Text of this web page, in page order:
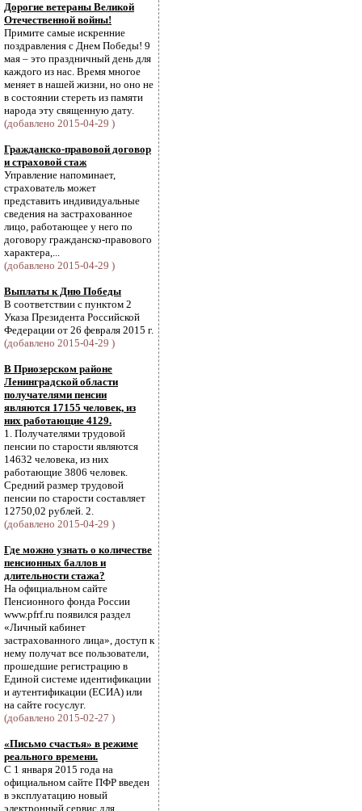
Дорогие ветераны Великой
Отечественной войны!
Примите самые искренние
поздравления с Днем Победы! 9
мая – это праздничный день для
каждого из нас. Время многое
меняет в нашей жизни, но оно не
в состоянии стереть из памяти
народа эту священную дату.
(добавлено 2015-04-29 )
Гражданско-правовой договор
и страховой стаж
Управление напоминает,
страхователь может
представить индивидуальные
сведения на застрахованное
лицо, работающее у него по
договору гражданско-правового
характера,...
(добавлено 2015-04-29 )
Выплаты к Дню Победы
В соответствии с пунктом 2
Указа Президента Российской
Федерации от 26 февраля 2015 г.
(добавлено 2015-04-29 )
В Приозерском районе
Ленинградской области
получателями пенсии
являются 17155 человек, из
них работающие 4129.
1. Получателями трудовой
пенсии по старости являются
14632 человека, из них
работающие 3806 человек.
Средний размер трудовой
пенсии по старости составляет
12750,02 рублей. 2.
(добавлено 2015-04-29 )
Где можно узнать о количестве
пенсионных баллов и
длительности стажа?
На официальном сайте
Пенсионного фонда России
www.pfrf.ru появился раздел
«Личный кабинет
застрахованного лица», доступ к
нему получат все пользователи,
прошедшие регистрацию в
Единой системе идентификации
и аутентификации (ЕСИА) или
на сайте госуслуг.
(добавлено 2015-02-27 )
«Письмо счастья» в режиме
реального времени.
С 1 января 2015 года на
официальном сайте ПФР введен
в эксплуатацию новый
электронный сервис для